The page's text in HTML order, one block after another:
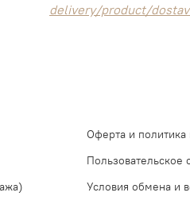
delivery/product/
Оферта и
Пользовательское
Условия обмена и